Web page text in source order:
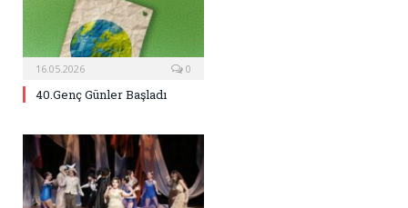
16.05.2026 0
40.Genç Günler Başladı